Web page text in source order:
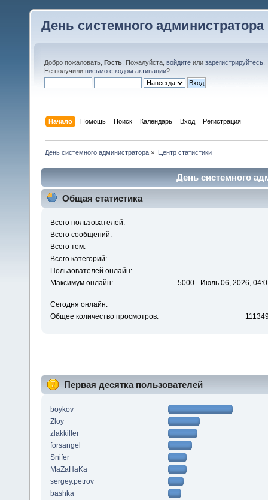
День системного администратора
Добро пожаловать, Гость . Пожалуйста, войдите или зарегистрируйтесь
Не получили письмо с кодом активации?
Начало Помощь Поиск Календарь Вход Регистрация
День системного администратора » Центр статистики
День системного
Общая статистика
Всего пользователей:
Всего сообщений:
Всего тем:
Всего категорий:
Пользователей онлайн:
Максимум онлайн:
5000 - Июль 06, 2026,
Сегодня онлайн:
Общее количество просмотров:
Первая десятка пользователей
boykov
Zloy
zlakkiller
forsangel
Snifer
MaZaHaKa
sergey.petrov
bashka